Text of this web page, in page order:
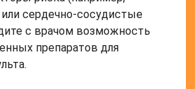
сердечно-сосудистые
с врачом возможность
препаратов для